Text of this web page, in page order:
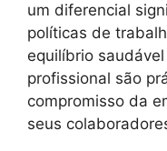
um diferencial
políticas de
equilíbrio
profissional são
compromisso da
seus